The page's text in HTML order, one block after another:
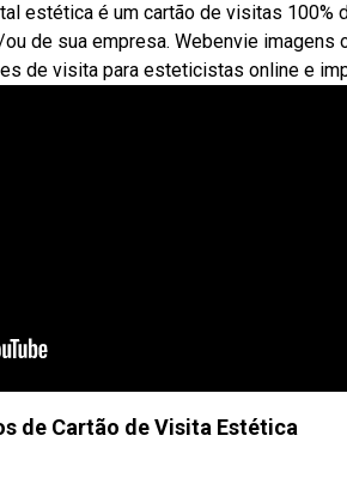
estética é um cartão de visitas 100%
de sua empresa. Webenvie imagens
de visita para esteticistas online e
de Cartão de Visita Estética